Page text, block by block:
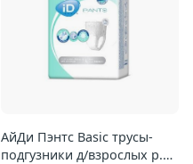
АйДи Пэнтс Basic трусы-
подгузники д/взрослых р.L